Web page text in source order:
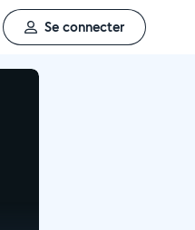
Se connecter